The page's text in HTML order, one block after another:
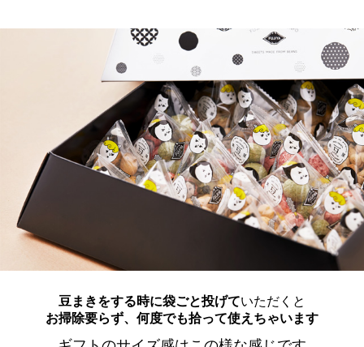
豆まきをする時に袋ごと投げていただくと
お掃除要らず、何度でも拾って使えちゃいます